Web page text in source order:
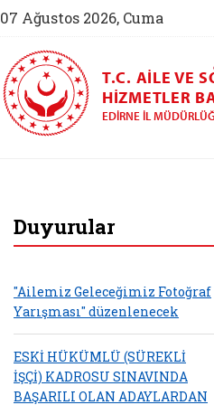
07 Ağustos 2026, Cuma
T.C. AILE VE
HIZMETLER
EDIRNE İL
Aile ve
Duyurular
"Ailemiz Geleceğimiz Fotoğraf
Yarışması" düzenlenecek
ESKİ HÜKÜMLÜ (SÜREKLİ
İŞÇİ) KADROSU SINAVINDA
BAŞARILI OLAN ADAYLARDAN